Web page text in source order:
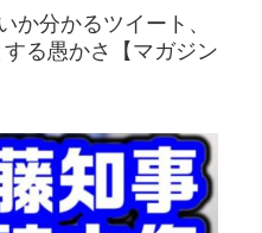
か分かるツイート、
る愚かさ【マガジン